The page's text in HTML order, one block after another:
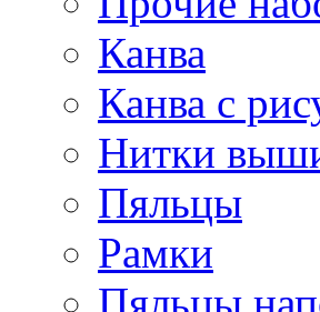
Канва
Канва с
Нитки
Пяльцы
Рамки
Пяльцы